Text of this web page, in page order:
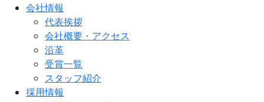
会社情報
代表挨拶
会社概要・アクセス
沿革
受賞一覧
スタッフ紹介
採用情報